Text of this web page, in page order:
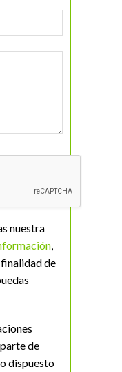
nuestra
,
de
de
dispuesto